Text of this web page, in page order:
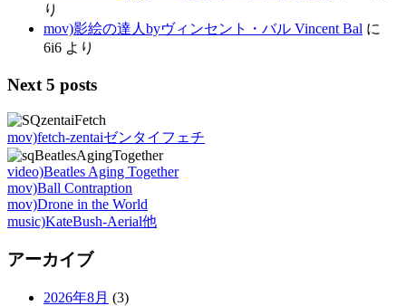
り
mov)影絵の達人byヴィンセント・バル Vincent Bal に
6i6 より
Next 5 posts
mov)fetch-zentaiゼンタイフェチ
video)Beatles Aging Together
mov)Ball Contraption
mov)Drone in the World
music)KateBush-Aerial他
アーカイブ
2026年8月 (3)